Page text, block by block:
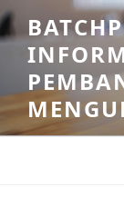
Skip
to
content